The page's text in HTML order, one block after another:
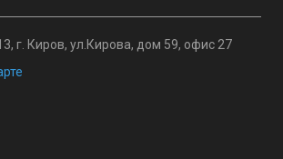
г. Киров, ул.Кирова, дом 59, офис 27